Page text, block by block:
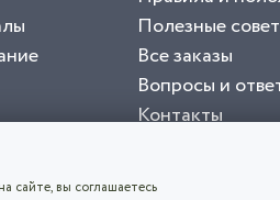
Полезные
Все заказы
Вопросы и
Контакты
. Все логотипы и торговые марки
сайте, вы соглашаетесь